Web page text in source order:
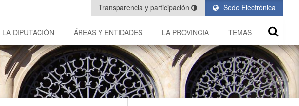
Sede Electrónica
Transparencia y participación
LA DIPUTACIÓN ÁREAS Y ENTIDADES LA PROVINCIA TEMAS